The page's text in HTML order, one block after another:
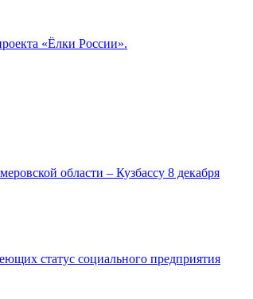
«Ёлки России».
области – Кузбассу 8 декабря
статус социального предприятия